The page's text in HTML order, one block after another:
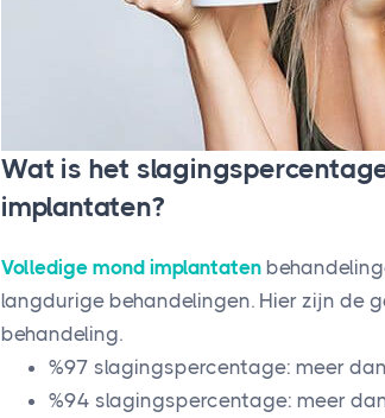
Wat is het
implantaten?
Volledige mond implantaten
langdurige behandelingen. Hier zijn de
behandeling.
%97 slagingspercentage: meer
%94 slagingspercentage: meer